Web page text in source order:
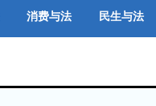
消费与法
民生与法